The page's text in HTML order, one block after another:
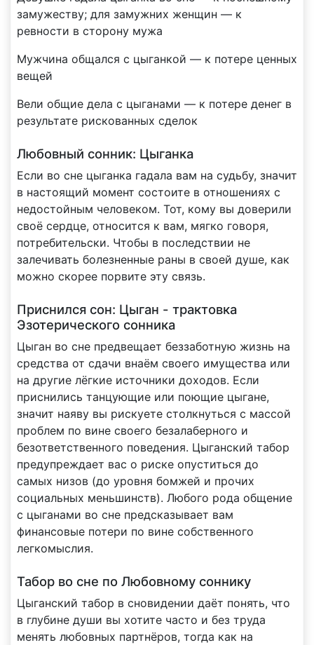
замужеству; для замужних женщин — к
ревности в сторону мужа
Мужчина общался с цыганкой — к потере ценных
вещей
Вели общие дела с цыганами — к потере денег в
результате рискованных сделок
Любовный сонник: Цыганка
Если во сне цыганка гадала вам на судьбу, значит
в настоящий момент состоите в отношениях с
недостойным человеком. Тот, кому вы доверили
своё сердце, относится к вам, мягко говоря,
потребительски. Чтобы в последствии не
залечивать болезненные раны в своей душе, как
можно скорее порвите эту связь.
Приснился сон: Цыган - трактовка
Эзотерического сонника
Цыган во сне предвещает беззаботную жизнь на
средства от сдачи внаём своего имущества или
на другие лёгкие источники доходов. Если
приснились танцующие или поющие цыгане,
значит наяву вы рискуете столкнуться с массой
проблем по вине своего безалаберного и
безответственного поведения. Цыганский табор
предупреждает вас о риске опуститься до
самых низов (до уровня бомжей и прочих
социальных меньшинств). Любого рода общение
с цыганами во сне предсказывает вам
финансовые потери по вине собственного
легкомыслия.
Табор во сне по Любовному соннику
Цыганский табор в сновидении даёт понять, что
в глубине души вы хотите часто и без труда
менять любовных партнёров, тогда как на